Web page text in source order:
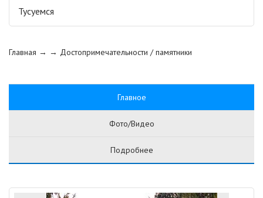
Тусуемся
Главная → → Достопримечательности / памятники
Главное
Фото/Видео
Подробнее